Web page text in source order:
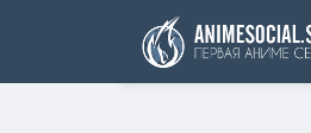
Funding